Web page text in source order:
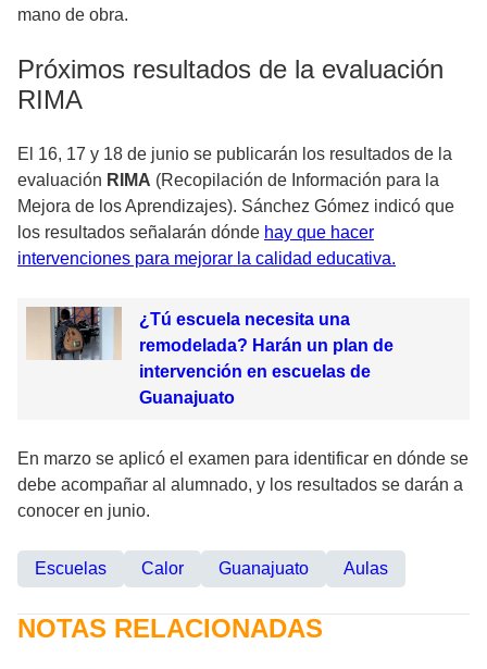
mano de obra.
Próximos resultados de la evaluación
RIMA
El 16, 17 y 18 de junio se publicarán los resultados de la
evaluación RIMA (Recopilación de Información para la
Mejora de los Aprendizajes). Sánchez Gómez indicó que
los resultados señalarán dónde hay que hacer
intervenciones para mejorar la calidad educativa.
¿Tú escuela necesita una
remodelada? Harán un plan de
intervención en escuelas de
Guanajuato
En marzo se aplicó el examen para identificar en dónde se
debe acompañar al alumnado, y los resultados se darán a
conocer en junio.
Escuelas Calor Guanajuato Aulas
NOTAS RELACIONADAS